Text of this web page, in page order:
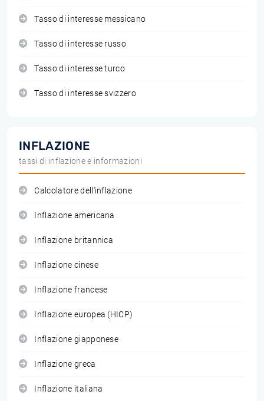
Tasso di interesse messicano
Tasso di interesse russo
Tasso di interesse turco
Tasso di interesse svizzero
INFLAZIONE
tassi di inflazione e informazioni
Calcolatore dell'inflazione
Inflazione americana
Inflazione britannica
Inflazione cinese
Inflazione francese
Inflazione europea (HICP)
Inflazione giapponese
Inflazione greca
Inflazione italiana